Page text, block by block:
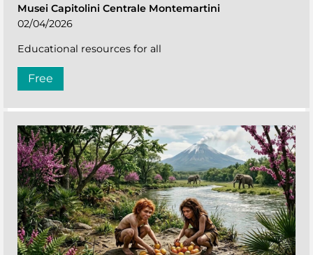
Musei Capitolini Centrale Montemartini
02/04/2026
Educational resources for all
Free